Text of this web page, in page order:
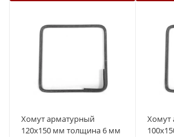
Хомут арматурный
120х150 мм толщина 6 мм
Хомут